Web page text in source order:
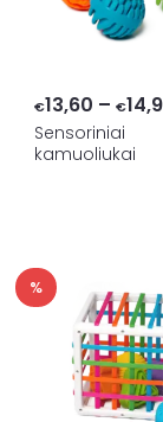
€13,60 – €
Sensoriniai
kamuoliukai
%